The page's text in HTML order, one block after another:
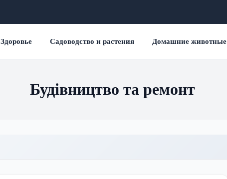
Здоровье Садоводство и растения Домашние животные
Будівництво та ремонт